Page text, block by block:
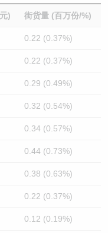
) 街货量 (百万份/%)
0.22 (0.37%)
0.22 (0.37%)
0.29 (0.49%)
0.32 (0.54%)
0.34 (0.57%)
0.44 (0.73%)
0.38 (0.63%)
0.22 (0.37%)
0.12 (0.19%)